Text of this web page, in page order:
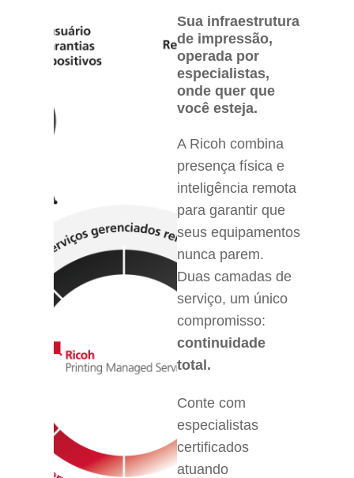
Sua infraestrutura
de impressão,
operada por
especialistas,
onde quer que
você esteja.
A Ricoh combina
presença física e
inteligência remota
para garantir que
seus equipamentos
nunca parem.
Duas camadas de
serviço, um único
compromisso:
continuidade
total.
Conte com
especialistas
certificados
atuando